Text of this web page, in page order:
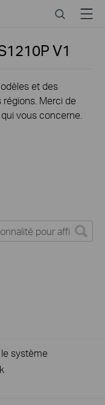
SearchMenu
V1
et des
Merci de
vous concerne.
système